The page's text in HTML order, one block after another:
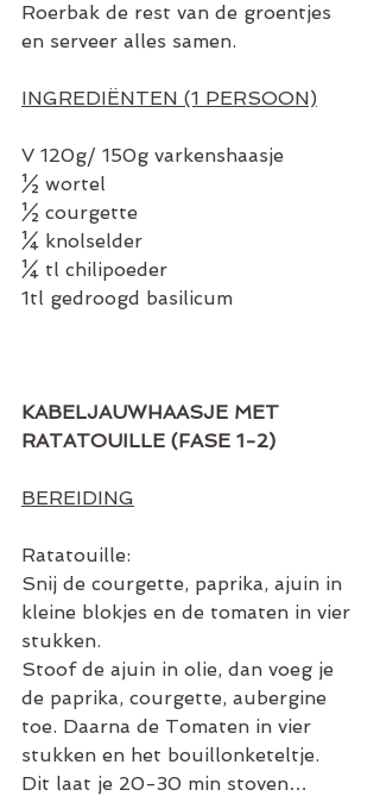
Roerbak de rest van de groentjes
en serveer alles samen.
INGREDIËNTEN (1 PERSOON)
V 120g/ 150g varkenshaasje
½ wortel
½ courgette
¼ knolselder
¼ tl chilipoeder
1tl gedroogd basilicum
KABELJAUWHAASJE MET
RATATOUILLE (FASE 1-2)
BEREIDING
Ratatouille:
Snij de courgette, paprika, ajuin in
kleine blokjes en de tomaten in vier
stukken.
Stoof de ajuin in olie, dan voeg je
de paprika, courgette, aubergine
toe. Daarna de Tomaten in vier
stukken en het bouillonketeltje.
Dit laat je 20-30 min stoven…